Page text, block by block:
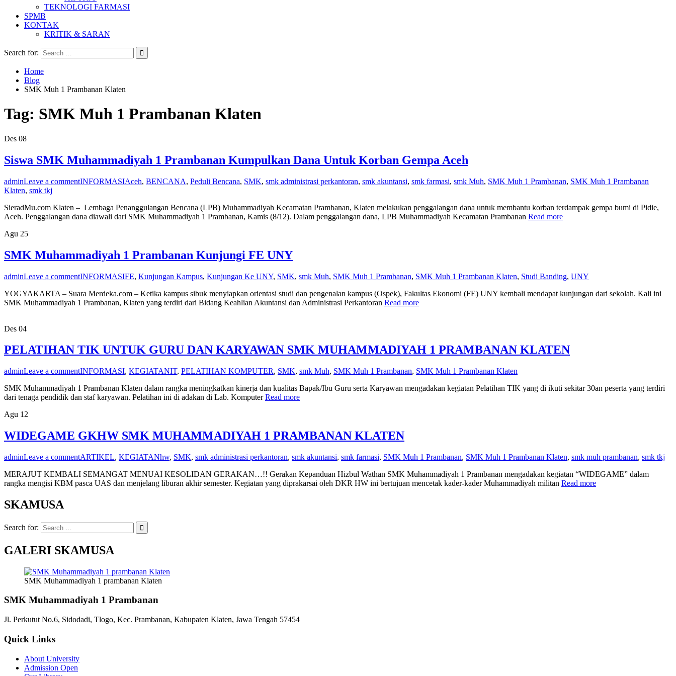
TEKNOLOGI FARMASI
SPMB
KONTAK
KRITIK & SARAN
Search for:
Home
Blog
SMK Muh 1 Prambanan Klaten
Tag: SMK Muh 1 Prambanan Klaten
Des 08
Siswa SMK Muhammadiyah 1 Prambanan Kumpulkan Dana Untuk Korban Gempa Aceh
adminLeave a commentINFORMASIAceh, BENCANA, Peduli Bencana, SMK, smk administrasi perkantoran, smk akuntansi, smk farmasi, smk Muh, SMK Muh 1 Prambanan, SMK Muh 1 Prambanan
Klaten, smk tkj
SieradMu.com Klaten – Lembaga Penanggulangan Bencana (LPB) Muhammadiyah Kecamatan Prambanan, Klaten melakukan penggalangan dana untuk membantu korban terdampak gempa bumi di Pidie,
Aceh. Penggalangan dana diawali dari SMK Muhammadiyah 1 Prambanan, Kamis (8/12). Dalam penggalangan dana, LPB Muhammadiyah Kecamatan Prambanan Read more
Agu 25
SMK Muhammadiyah 1 Prambanan Kunjungi FE UNY
adminLeave a commentINFORMASIFE, Kunjungan Kampus, Kunjungan Ke UNY, SMK, smk Muh, SMK Muh 1 Prambanan, SMK Muh 1 Prambanan Klaten, Studi Banding, UNY
YOGYAKARTA – Suara Merdeka.com – Ketika kampus sibuk menyiapkan orientasi studi dan pengenalan kampus (Ospek), Fakultas Ekonomi (FE) UNY kembali mendapat kunjungan dari sekolah. Kali ini
SMK Muhammadiyah 1 Prambanan, Klaten yang terdiri dari Bidang Keahlian Akuntansi dan Administrasi Perkantoran Read more
Des 04
PELATIHAN TIK UNTUK GURU DAN KARYAWAN SMK MUHAMMADIYAH 1 PRAMBANAN KLATEN
adminLeave a commentINFORMASI, KEGIATANIT, PELATIHAN KOMPUTER, SMK, smk Muh, SMK Muh 1 Prambanan, SMK Muh 1 Prambanan Klaten
SMK Muhammadiyah 1 Prambanan Klaten dalam rangka meningkatkan kinerja dan kualitas Bapak/Ibu Guru serta Karyawan mengadakan kegiatan Pelatihan TIK yang di ikuti sekitar 30an peserta yang terdiri
dari tenaga pendidik dan staf karyawan. Pelatihan ini di adakan di Lab. KomputerRead more
Agu 12
WIDEGAME GKHW SMK MUHAMMADIYAH 1 PRAMBANAN KLATEN
adminLeave a commentARTIKEL, KEGIATANhw, SMK, smk administrasi perkantoran, smk akuntansi, smk farmasi, SMK Muh 1 Prambanan, SMK Muh 1 Prambanan Klaten, smk muh prambanan, smk tkj
MERAJUT KEMBALI SEMANGAT MENUAI KESOLIDAN GERAKAN…!! Gerakan Kepanduan Hizbul Wathan SMK Muhammadiyah 1 Prambanan mengadakan kegiatan “WIDEGAME” dalam
rangka mengisi KBM pasca UAS dan menjelang liburan akhir semester. Kegiatan yang diprakarsai oleh DKR HW ini bertujuan mencetak kader-kader Muhammadiyah militan Read more
SKAMUSA
Search for:
GALERI SKAMUSA
SMK Muhammadiyah 1 prambanan Klaten
SMK Muhammadiyah 1 Prambanan
Jl. Perkutut No.6, Sidodadi, Tlogo, Kec. Prambanan, Kabupaten Klaten, Jawa Tengah 57454
Quick Links
About University
Admission Open